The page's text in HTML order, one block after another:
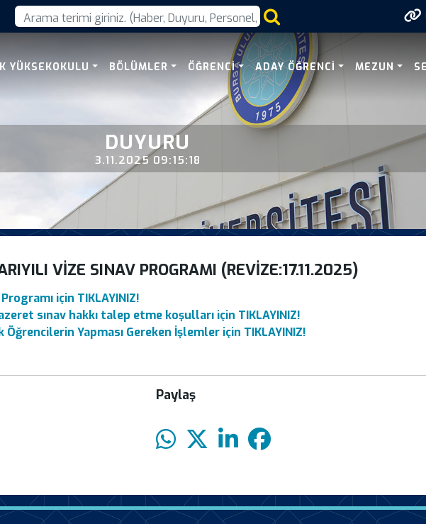
YÜKSEKOKULU BÖLÜMLER ÖĞRENCI ADAY ÖĞRENCI MEZUN
Yili Guz Yariyili Vize Sinav
DUYURU
3.11.2025 09:15:18
VIZE SINAV PROGRAMI (REVIZE:17.11.2025)
için TIKLAYINIZ!
sınav hakkı talep etme koşulları için TIKLAYINIZ!
Öğrencilerin Yapması Gereken İşlemler için TIKLAYINIZ!
Paylaş